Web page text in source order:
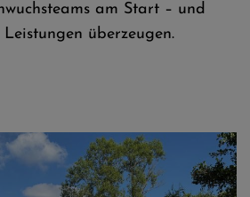
am Start – und
überzeugen.